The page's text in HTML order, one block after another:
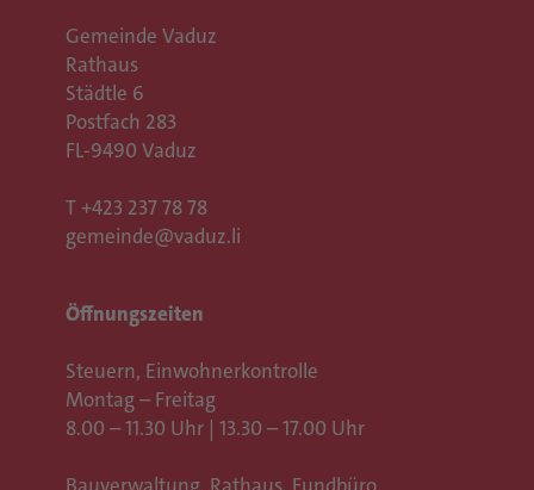
Gemeinde Vaduz
Rathaus
Städtle 6
Postfach 283
FL-9490 Vaduz
T +423 237 78 78
gemeinde@vaduz.li
Öffnungszeiten
Steuern, Einwohnerkontrolle
Montag – Freitag
8.00 – 11.30 Uhr | 13.30 – 17.00 Uhr
Bauverwaltung, Rathaus, Fundbüro